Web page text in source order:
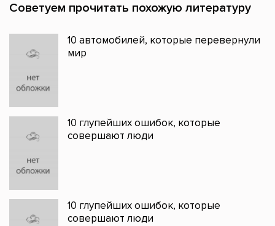
Советуем прочитать похожую литературу
10 автомобилей, которые перевернули
мир
10 глупейших ошибок, которые
совершают люди
10 глупейших ошибок, которые
совершают люди